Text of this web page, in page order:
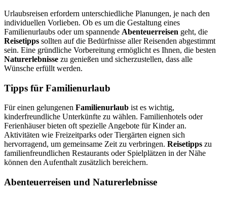
Urlaubsreisen erfordern unterschiedliche Planungen, je nach den
individuellen Vorlieben. Ob es um die Gestaltung eines
Familienurlaubs oder um spannende Abenteuerreisen geht, die
Reisetipps sollten auf die Bedürfnisse aller Reisenden abgestimmt
sein. Eine gründliche Vorbereitung ermöglicht es Ihnen, die besten
Naturerlebnisse zu genießen und sicherzustellen, dass alle
Wünsche erfüllt werden.
Tipps für Familienurlaub
Für einen gelungenen Familienurlaub ist es wichtig,
kinderfreundliche Unterkünfte zu wählen. Familienhotels oder
Ferienhäuser bieten oft spezielle Angebote für Kinder an.
Aktivitäten wie Freizeitparks oder Tiergärten eignen sich
hervorragend, um gemeinsame Zeit zu verbringen. Reisetipps zu
familienfreundlichen Restaurants oder Spielplätzen in der Nähe
können den Aufenthalt zusätzlich bereichern.
Abenteuerreisen und Naturerlebnisse